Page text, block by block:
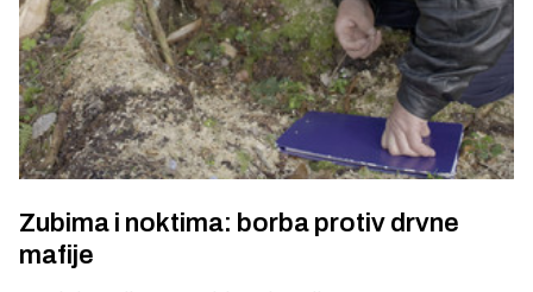
Zubima i noktima: borba protiv drvne
mafije